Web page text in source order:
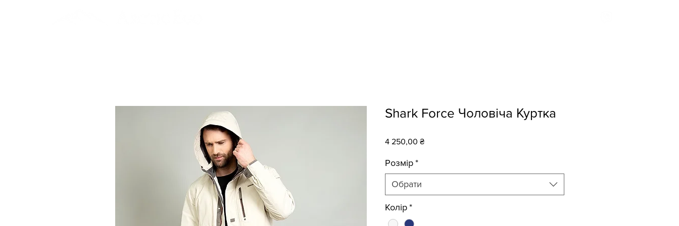
Shark Force Чоловіча Куртка
4 250,00 ₴Ціна
Розмір *
Обрати
Колір *